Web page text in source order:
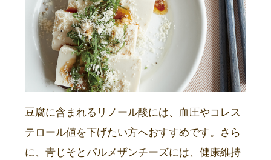
豆腐に含まれるリノール酸には、血圧やコレス
テロール値を下げたい方へおすすめです。さら
に、青じそとパルメザンチーズには、健康維持